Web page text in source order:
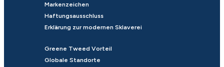
Markenzeichen
Haftungsausschluss
Erklärung zur modernen Sklaverei
Greene Tweed Vorteil
Globale Standorte